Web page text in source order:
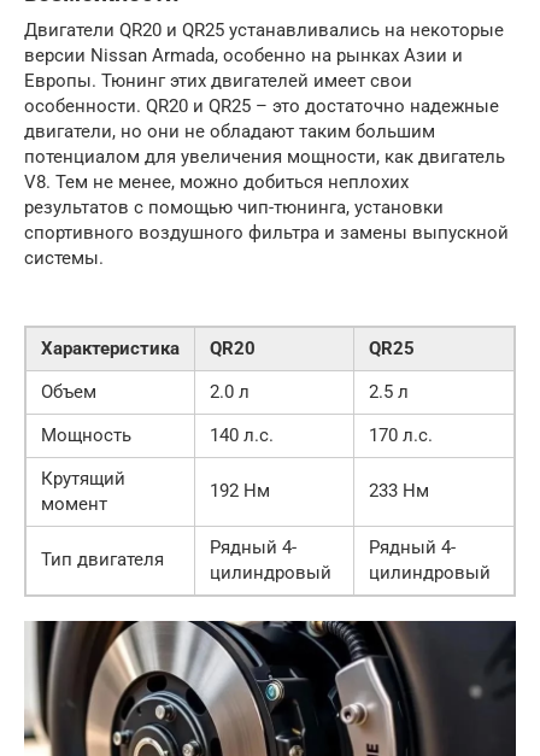
Двигатели QR20 и QR25 устанавливались на некоторые
версии Nissan Armada, особенно на рынках Азии и
Европы. Тюнинг этих двигателей имеет свои
особенности. QR20 и QR25 – это достаточно надежные
двигатели, но они не обладают таким большим
потенциалом для увеличения мощности, как двигатель
V8. Тем не менее, можно добиться неплохих
результатов с помощью чип-тюнинга, установки
спортивного воздушного фильтра и замены выпускной
системы.
Характеристика QR20
QR25
Объем
2.0 л
2.5 л
Мощность
140 л.с.
170 л.с.
Крутящий
момент
192 Нм 233 Нм
Тип двигателя
Рядный 4-
цилиндровый
Рядный 4-
цилиндровый